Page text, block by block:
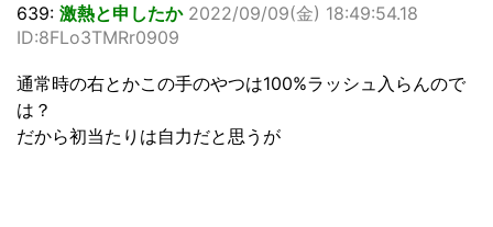
639: 激熱と申したか 2022/09/09(金) 18:49:54.18
ID:8FLo3TMRr0909
通常時の右とかこの手のやつは100%ラッシュ入らんので
は？
だから初当たりは自力だと思うが